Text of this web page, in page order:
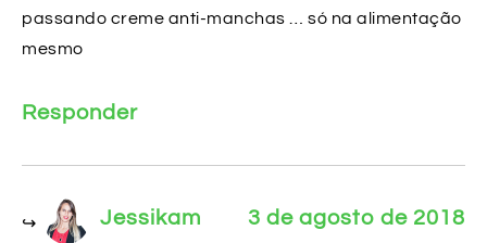
passando creme anti-manchas … só na alimentação
mesmo
Responder
Jessikam
3 de agosto de 2018